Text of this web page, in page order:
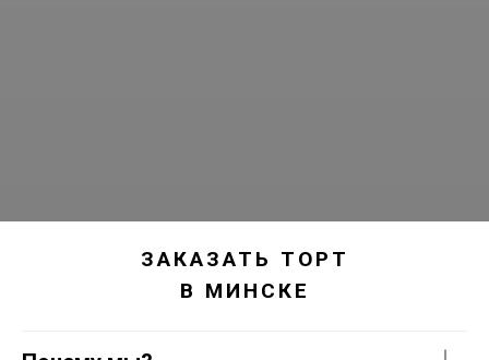
ЗАКАЗАТЬ ТОРТ
В МИНСКЕ